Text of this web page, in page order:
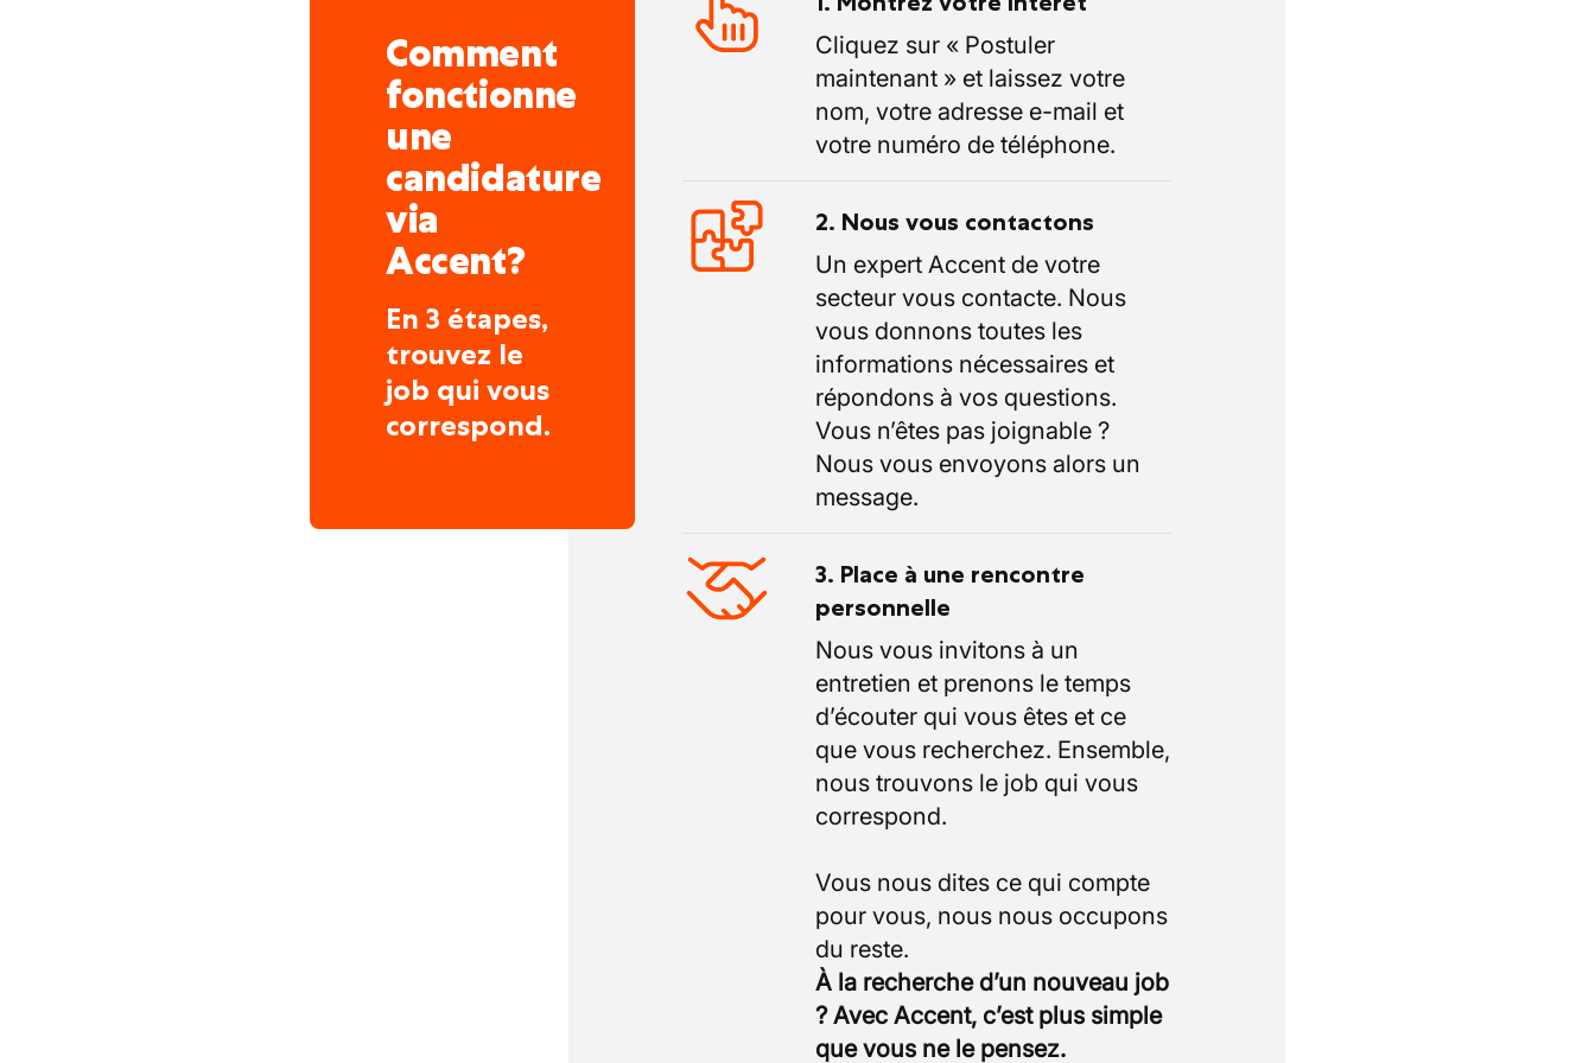
Comment
fonctionne
une
candidature
via
Accent?
En 3 étapes,
trouvez le
job qui vous
correspond.
Cliquez sur « Postuler
maintenant » et laissez votre
nom, votre adresse e-mail et
votre numéro de téléphone.
2. Nous vous contactons
Un expert Accent de votre
secteur vous contacte. Nous
vous donnons toutes les
informations nécessaires et
répondons à vos questions.
Vous n’êtes pas joignable ?
Nous vous envoyons alors un
message.
3. Place à une rencontre
personnelle
Nous vous invitons à un
entretien et prenons le temps
d’écouter qui vous êtes et ce
que vous recherchez. Ensemble,
nous trouvons le job qui vous
correspond.
Vous nous dites ce qui compte
pour vous, nous nous occupons
À la recherche d’un nouveau job
? Avec Accent, c’est plus simple
que vous ne le pensez.